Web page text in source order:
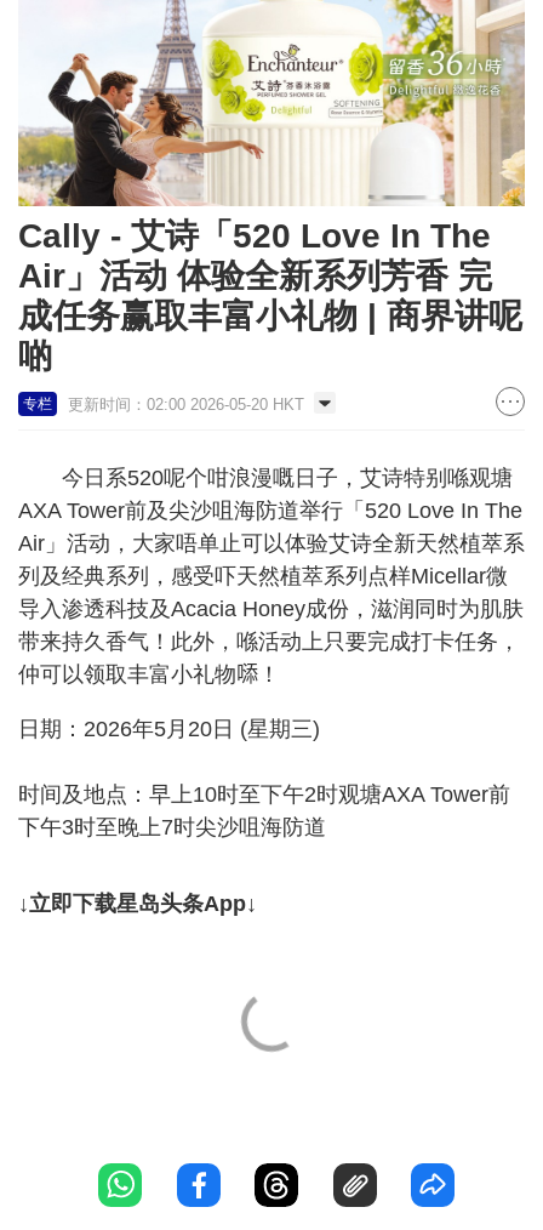
Cally - 艾诗「520 Love In The
Air」活动 体验全新系列芳香 完
成任务赢取丰富小礼物 | 商界讲呢
啲
专栏 更新时间：02:00 2026-05-20 HKT
今日系520呢个咁浪漫嘅日子，艾诗特别喺观塘
AXA Tower前及尖沙咀海防道举行「520 Love In The
Air」活动，大家唔单止可以体验艾诗全新天然植萃系
列及经典系列，感受吓天然植萃系列点样Micellar微
导入渗透科技及Acacia Honey成份，滋润同时为肌肤
带来持久香气！此外，喺活动上只要完成打卡任务，
仲可以领取丰富小礼物𠻹！
日期：2026年5月20日 (星期三)
时间及地点：早上10时至下午2时观塘AXA Tower前
下午3时至晚上7时尖沙咀海防道
↓立即下载星岛头条App↓